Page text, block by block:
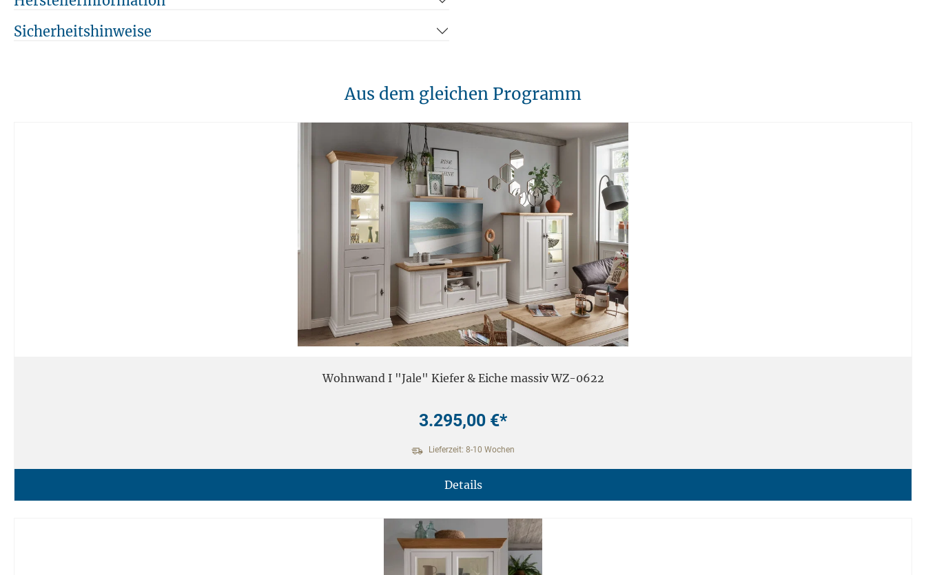
Sicherheitshinweise
Aus dem gleichen Programm
Wohnwand I "Jale" Kiefer & Eiche massiv WZ-0622
3.295,00 €*
Lieferzeit: 8-10 Wochen
Details